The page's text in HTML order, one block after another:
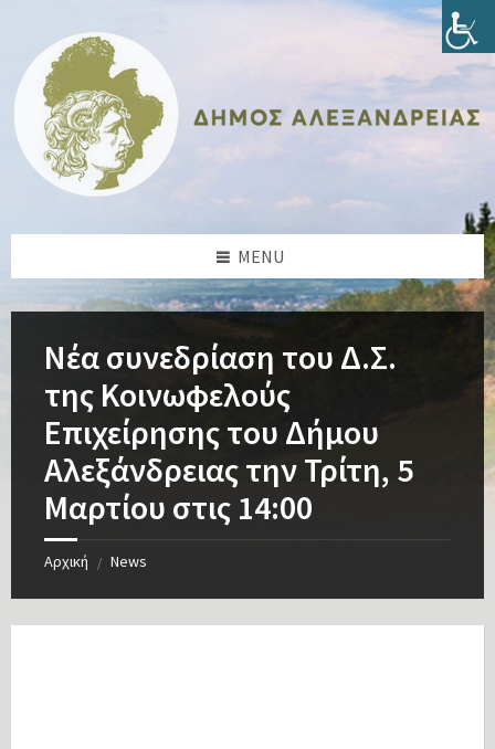
content
sidebar
sidebar
footer
MENU
Νέα συνεδρίαση του Δ.Σ.
της Κοινωφελούς
Επιχείρησης του Δήμου
Αλεξάνδρειας την Τρίτη, 5
Μαρτίου στις 14:00
Αρχική / News